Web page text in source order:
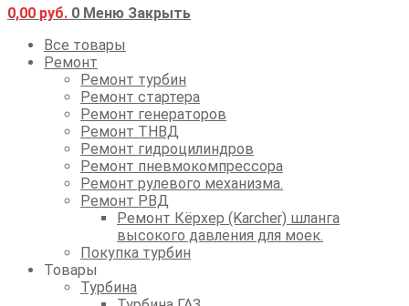
0,00 руб. 0 Меню Закрыть
Все товары
Ремонт
Ремонт турбин
Ремонт стартера
Ремонт генераторов
Ремонт ТНВД
Ремонт гидроцилиндров
Ремонт пневмокомпрессора
Ремонт рулевого механизма.
Ремонт РВД
Ремонт Кёрхер (Karcher) шланга
высокого давления для моек.
Покупка турбин
Товары
Турбина